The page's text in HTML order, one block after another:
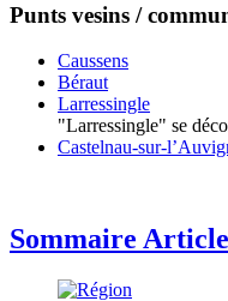
Punts vesins /
Caussens
Béraut
Larressingle
"Larressingle" se
Castelnau-sur-
Sommaire